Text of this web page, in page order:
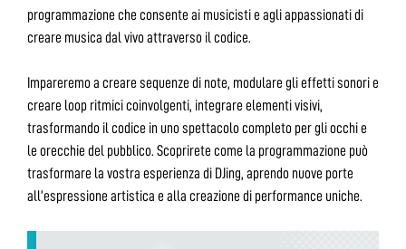
programmazione che consente ai musicisti e agli appassionati di
creare musica dal vivo attraverso il codice.
Impareremo a creare sequenze di note, modulare gli effetti sonori e
creare loop ritmici coinvolgenti, integrare elementi visivi,
trasformando il codice in uno spettacolo completo per gli occhi e
le orecchie del pubblico. Scoprirete come la programmazione può
trasformare la vostra esperienza di DJing, aprendo nuove porte
all’espressione artistica e alla creazione di performance uniche.